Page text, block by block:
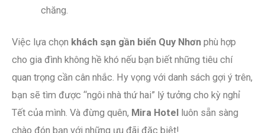
chăng.
Việc lựa chọn khách sạn gần biển Quy Nhơn phù hợp
cho gia đình không hề khó nếu bạn biết những tiêu chí
quan trọng cần cân nhắc. Hy vọng với danh sách gợi ý trên,
bạn sẽ tìm được “ngôi nhà thứ hai” lý tưởng cho kỳ nghỉ
Tết của mình. Và đừng quên, Mira Hotel
luôn sẵn sàng
chào đón bạn với những ưu đãi đặc biệt!